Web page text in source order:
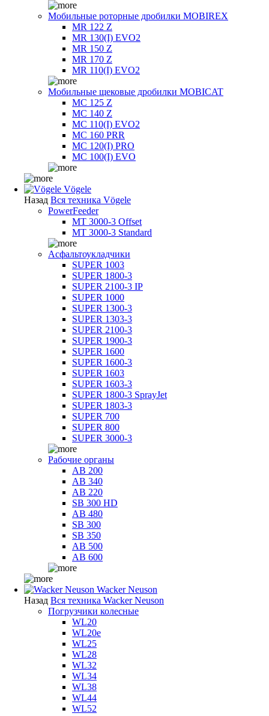
Мобильные роторные дробилки MOBIREX
MR 122 Z
MR 130(I) EVO2
MR 150 Z
MR 170 Z
MR 110(I) EVO2
Мобильные щековые дробилки MOBICAT
MC 125 Z
MC 140 Z
MC 110(I) EVO2
MC 160 PRR
MC 120(I) PRO
MC 100(I) EVO
Vögele
Назад Вся техника Vögele
PowerFeeder
MT 3000-3 Offset
MT 3000-3 Standard
Асфальтоукладчики
SUPER 1003
SUPER 1800-3
SUPER 2100-3 IP
SUPER 1000
SUPER 1300-3
SUPER 1303-3
SUPER 2100-3
SUPER 1900-3
SUPER 1600
SUPER 1600-3
SUPER 1603
SUPER 1603-3
SUPER 1800-3 SprayJet
SUPER 1803-3
SUPER 700
SUPER 800
SUPER 3000-3
Рабочие органы
AB 200
AB 340
AB 220
SB 300 HD
AB 480
SB 300
SB 350
AB 500
AB 600
Wacker Neuson
Назад Вся техника Wacker Neuson
Погрузчики колесные
WL20
WL20e
WL25
WL28
WL32
WL34
WL38
WL44
WL52